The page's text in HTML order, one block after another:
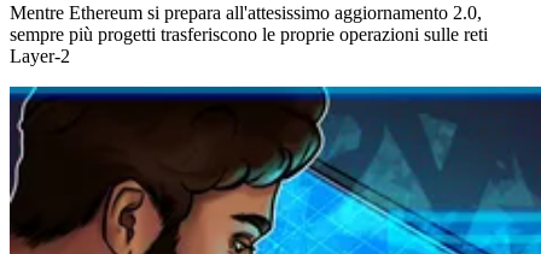
Mentre Ethereum si prepara all'attesissimo aggiornamento 2.0,
sempre più progetti trasferiscono le proprie operazioni sulle reti
Layer-2